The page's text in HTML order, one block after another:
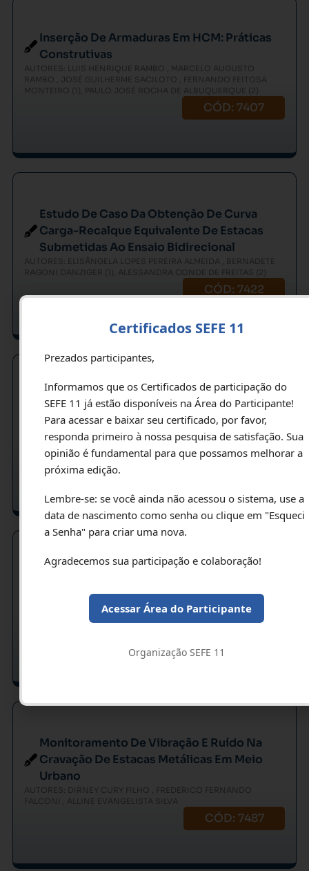
Inserção De Armaduras Em HCM: Práticas
Construtivas
AUTORES: LUIS HENRIQUE RAMBO , MARCELO AUGUSTO
RAMBO , JOSÉ GUILHERME SACILOTO , FERNANDO FEITOSA
MONTEIRO (1), PAULO JOSÉ ROCHA DE ALBUQUERQUE (2)
CÓD: 7407
Estudo De Caso Da Obtenção De Curva
Carga-Recalque Equivalente De Estacas
Submetidas Ao Ensaio Bidirecional
AUTORES: ELISÂNGELA LOPES PEREIRA ALMEIDA , BERNADETE
RAGONI DANZIGER (1), ALESSANDRA CONDE DE FREITAS (2)
CÓD: 7422
Considerações Sobre Durabilidade De
Tirantes Provisórios - Estudo De Caso
AUTORES: FREDERICO FERNANDO FALCONI , LUCIANA
MARTINEZ BORBA ROCHA , WANDERLEY PEREZ JUNIOR , MAÍRA
DA SILVA SANTOS (1)
Uso Recente Da Perfilagem Magnética Na
AUTORES: TIAGO DE JESUS SOUZA (1), ANDRÉ QUERELLI (1)
Monitoramento De Vibração E Ruído Na
Cravação De Estacas Metálicas Em Meio
Urbano
AUTORES: DIRNEY CURY FILHO , FREDERICO FERNANDO
FALCONI , ALLINE EVANGELISTA SILVA
CÓD: 7487
Certificados SEFE 11
Prezados participantes,
Informamos que os Certificados de participação do
SEFE 11 já estão disponíveis na Área do Participante!
Para acessar e baixar seu certificado, por favor,
responda primeiro à nossa pesquisa de satisfação. Sua
opinião é fundamental para que possamos melhorar a
próxima edição.
Lembre-se: se você ainda não acessou o sistema, use a
data de nascimento como senha ou clique em "Esqueci
a Senha" para criar uma nova.
Agradecemos sua participação e colaboração!
Acessar Área do Participante
Organização SEFE 11